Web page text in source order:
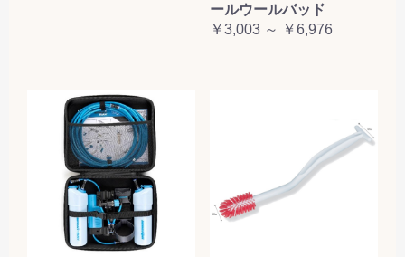
ールウールバッド
￥3,003 ～ ￥6,976